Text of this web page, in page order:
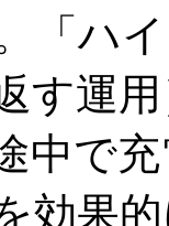
「ハ
す運
中で
効果